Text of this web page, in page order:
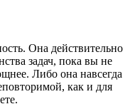
Она действительно
задач, пока вы не
Либо она навсегда
как и для